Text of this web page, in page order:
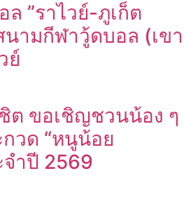
”ราไวย์-ภูเก็ต
นามกีฬาวู้ดบอล (เขา
ย์
ต ขอเชิญชวนน้อง ๆ
วด “หนูน้อย
ำปี 2569